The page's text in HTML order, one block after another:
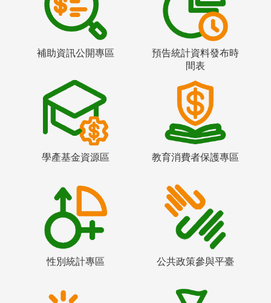
補助資訊公開專區
預告統計資料發布時
間表
學產基金資源區 教育消費者保護專區
性別統計專區 公共政策參與平臺